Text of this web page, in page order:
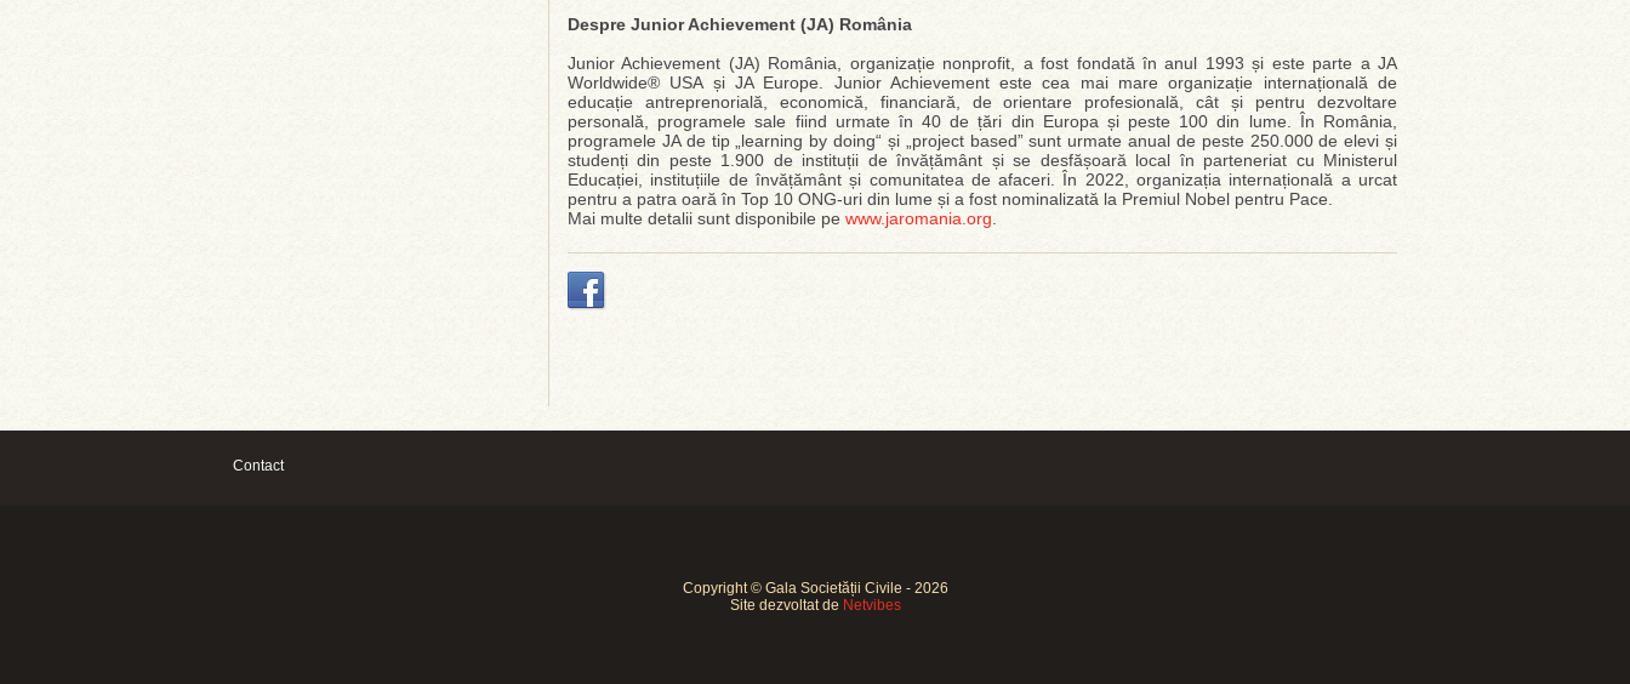
Despre Junior Achievement (JA) România
Junior Achievement (JA) România, organizație nonprofit, a fost fondată în anul 1993 și este parte a JA
Worldwide® USA și JA Europe. Junior Achievement este cea mai mare organizație internațională de
educație antreprenorială, economică, financiară, de orientare profesională, cât și pentru dezvoltare
personală, programele sale fiind urmate în 40 de țări din Europa și peste 100 din lume. În România,
programele JA de tip „learning by doing“ și „project based” sunt urmate anual de peste 250.000 de elevi și
studenți din peste 1.900 de instituții de învățământ și se desfășoară local în parteneriat cu Ministerul
Educației, instituțiile de învățământ și comunitatea de afaceri. În 2022, organizația internațională a urcat
pentru a patra oară în Top 10 ONG-uri din lume și a fost nominalizată la Premiul Nobel pentru Pace.
Mai multe detalii sunt disponibile pe www.jaromania.org
Contact
Copyright © Gala Societății Civile - 2026
Site dezvoltat de Netvibes